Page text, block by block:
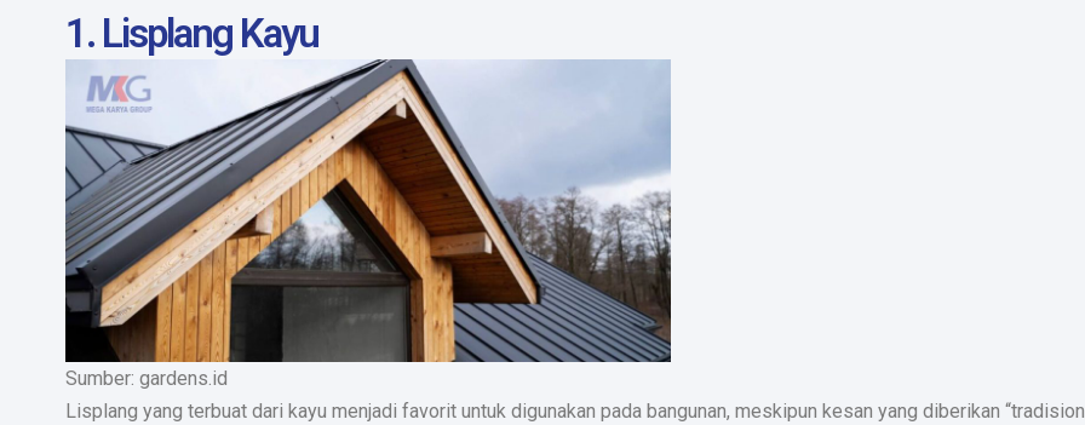
1. Lisplang Kayu
Sumber: gardens.id
Lisplang yang terbuat dari kayu menjadi favorit untuk digunakan pada bangunan, meskipun kesan yang diberikan